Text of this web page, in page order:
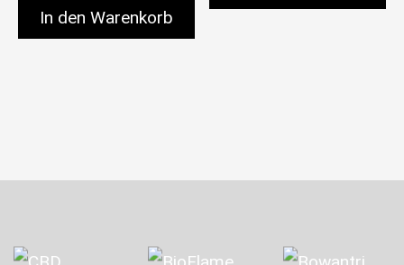
In den Warenkorb